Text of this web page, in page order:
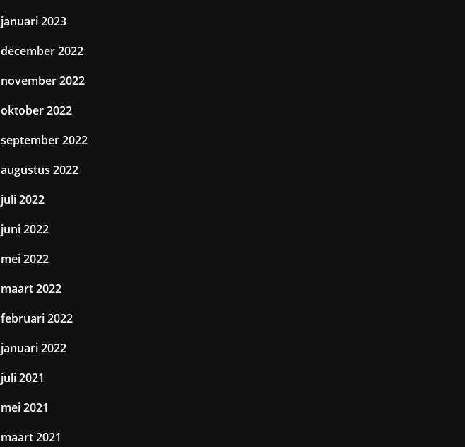
januari 2023
december 2022
november 2022
oktober 2022
september 2022
augustus 2022
juli 2022
juni 2022
mei 2022
maart 2022
februari 2022
januari 2022
juli 2021
mei 2021
maart 2021